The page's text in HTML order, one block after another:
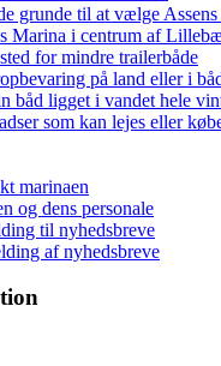
grunde til at vælge
Marina i centrum af
for mindre trailerbåde
på land eller i
båd ligget i vandet hele
som kan lejes eller
marinaen
og dens personale
til nyhedsbreve
af nyhedsbreve